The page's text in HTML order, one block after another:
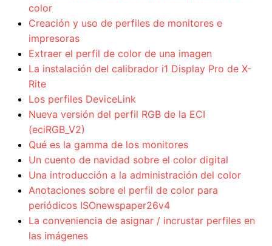
color
Creación y uso de perfiles de monitores e
impresoras
Extraer el perfil de color de una imagen
La instalación del calibrador i1 Display Pro de X-
Rite
Los perfiles DeviceLink
Nueva versión del perfil RGB de la ECI
(eciRGB_V2)
Qué es la gamma de los monitores
Un cuento de navidad sobre el color digital
Una introducción a la administración del color
Anotaciones sobre el perfil de color para
periódicos ISOnewspaper26v4
La conveniencia de asignar / incrustar perfiles en
las imágenes